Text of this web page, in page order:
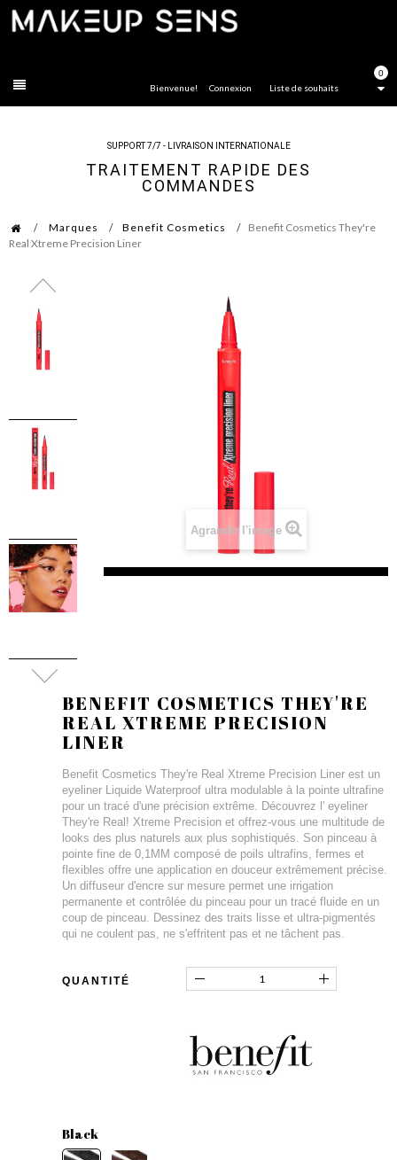
0
Liste de souhaits
Bienvenue! Connexion
SUPPORT 7/7 - LIVRAISON INTERNATIONALE
TRAITEMENT RAPIDE DES
COMMANDES
Marques Benefit Cosmetics
Benefit Cosmetics They're
Real Xtreme Precision Liner
Agrandir l'image
BENEFIT COSMETICS THEY'RE
REAL XTREME PRECISION
LINER
Benefit Cosmetics They're Real Xtreme Precision Liner est un
eyeliner Liquide Waterproof ultra modulable à la pointe ultrafine
pour un tracé d'une précision extrême. Découvrez l' eyeliner
They're Real! Xtreme Precision et offrez-vous une multitude de
looks des plus naturels aux plus sophistiqués. Son pinceau à
pointe fine de 0,1MM composé de poils ultrafins, fermes et
flexibles offre une application en douceur extrêmement précise.
Un diffuseur d'encre sur mesure permet une irrigation
permanente et contrôlée du pinceau pour un tracé fluide en un
coup de pinceau. Dessinez des traits lisse et ultra-pigmentés
qui ne coulent pas, ne s'effritent pas et ne tâchent pas.
QUANTITÉ
Black